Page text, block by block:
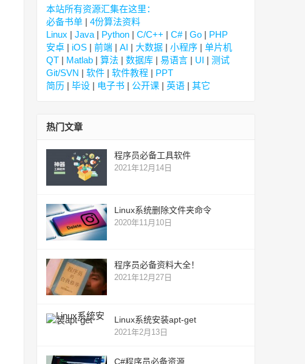
本站所有资源汇集在这里：
必备书单 | 4份算法资料
Linux | Java | Python | C/C++ | C#| Go | PHP
安卓 | iOS | 前端 | AI | 大数据 | 小程序 | 单片机
QT | Matlab | 算法 | 数据库 | 易语言 | UI | 测试
Git/SVN | 软件 | 软件教程 | PPT
简历 | 毕设 | 电子书 | 公开课 | 英语 | 其它
热门文章
程序员必备工具软件
2021年12月14日
Linux系统删除文件夹命令
2020年11月10日
程序员必备资料大全！
2021年12月27日
Linux系统安装apt-get
2021年2月13日
C#程序员必备资源